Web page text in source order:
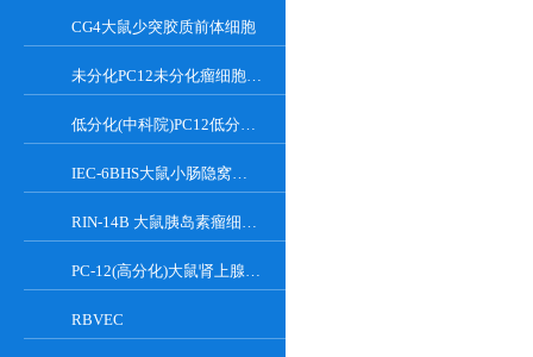
CG4大鼠少突胶质前体细胞
未分化PC12未分化瘤细胞大鼠肾上腺嗜铬细胞
低分化(中科院)PC12低分化(中科院)瘤细胞大鼠肾上腺嗜铬细胞
IEC-6BHS大鼠小肠隐窝上皮细胞
RIN-14B 大鼠胰岛素瘤细胞系
PC-12(高分化)大鼠肾上腺嗜铬细胞瘤细胞(高分化)
RBVEC